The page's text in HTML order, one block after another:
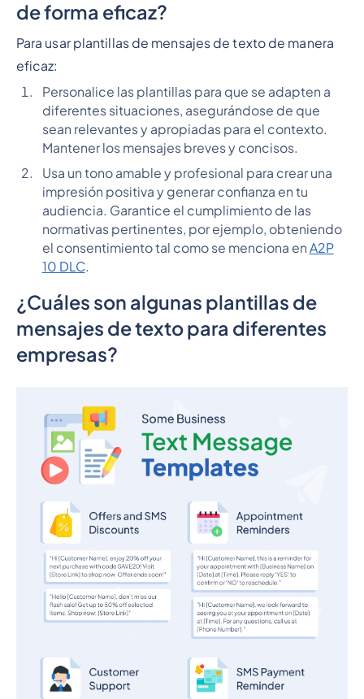
de forma eficaz?
Para usar plantillas de mensajes de texto de manera
eficaz:
Personalice las plantillas para que se adapten a
diferentes situaciones, asegurándose de que
sean relevantes y apropiadas para el contexto.
Mantener los mensajes breves y concisos.
Usa un tono amable y profesional para crear una
impresión positiva y generar confianza en tu
audiencia. Garantice el cumplimiento de las
normativas pertinentes, por ejemplo, obteniendo
el consentimiento tal como se menciona en A2P
10 DLC.
¿Cuáles son algunas plantillas de
mensajes de texto para diferentes
empresas?